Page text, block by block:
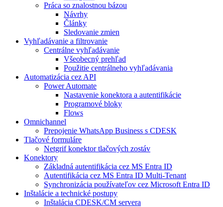
Práca so znalostnou bázou
Návrhy
Články
Sledovanie zmien
Vyhľadávanie a filtrovanie
Centrálne vyhľadávanie
Všeobecný prehľad
Použitie centrálneho vyhľadávania
Automatizácia cez API
Power Automate
Nastavenie konektora a autentifikácie
Programové bloky
Flows
Omnichannel
Prepojenie WhatsApp Business s CDESK
Tlačové formuláre
Netgrif konektor tlačových zostáv
Konektory
Základná autentifikácia cez MS Entra ID
Autentifikácia cez MS Entra ID Multi-Tenant
Synchronizácia používateľov cez Microsoft Entra ID
Inštalácie a technické postupy
Inštalácia CDESK/CM servera